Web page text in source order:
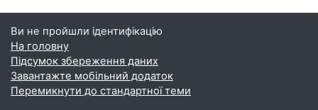
Ви не пройшли ідентифікацію
На головну
Підсумок збереження даних
Завантажте мобільний додаток
Перемикнути до стандартної теми